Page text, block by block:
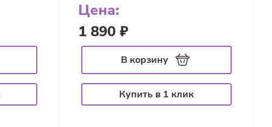
Цена:
1 890 ₽
В корзину
Купить в 1 клик